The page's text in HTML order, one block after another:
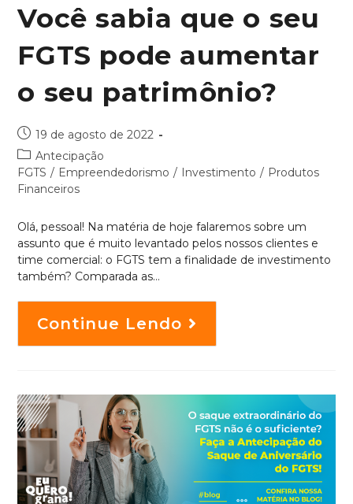
Você sabia que o seu
FGTS pode aumentar
o seu patrimônio?
19 de agosto de 2022
Antecipação
FGTS / Empreendedorismo / Investimento / Produtos
Financeiros
Olá, pessoal! Na matéria de hoje falaremos sobre um
assunto que é muito levantado pelos nossos clientes e
time comercial: o FGTS tem a finalidade de investimento
também? Comparada as…
Continue Lendo